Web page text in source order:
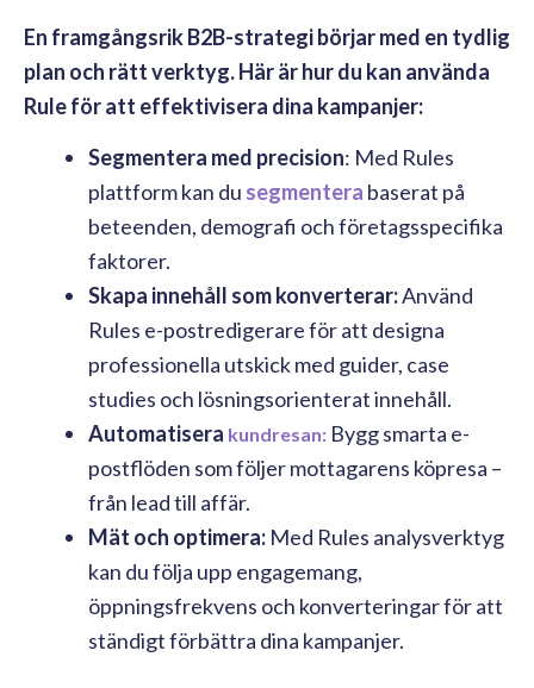
En framgångsrik B2B-strategi börjar med en tydlig
plan och rätt verktyg. Här är hur du kan använda
Rule för att effektivisera dina kampanjer:
Segmentera med precision: Med Rules
plattform kan du segmentera baserat på
beteenden, demografi och företagsspecifika
faktorer.
Skapa innehåll som konverterar:Använd
Rules e-postredigerare för att designa
professionella utskick med guider, case
studies och lösningsorienterat innehåll.
Automatisera kundresan: Bygg smarta e-
postflöden som följer mottagarens köpresa –
från lead till affär.
Mät och optimera: Med Rules analysverktyg
kan du följa upp engagemang,
öppningsfrekvens och konverteringar för att
ständigt förbättra dina kampanjer.